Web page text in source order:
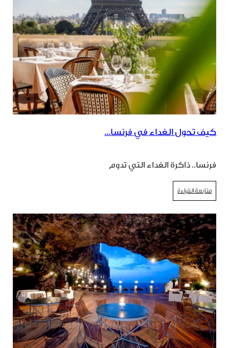
كيف تحول الغداء في فرنسا...
فرنسا.. ذاكرة الغداء التي تدوم
متابعة القراءة